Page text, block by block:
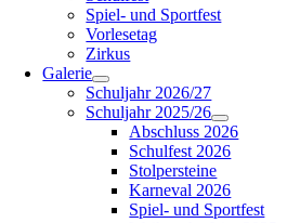
Spiel- und Sportfest
Vorlesetag
Zirkus
Galerie
Schuljahr 2026/27
Schuljahr 2025/26
Abschluss 2026
Schulfest 2026
Stolpersteine
Karneval 2026
Spiel- und Sportfest